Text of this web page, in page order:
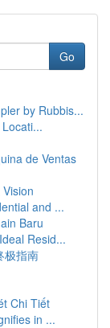
Go
by Rubbis...
de Ventas
and ...
Baru
Resid...
极指南
Chi Tiết
in ...